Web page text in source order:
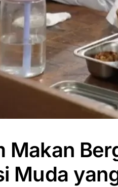
Makan
Muda